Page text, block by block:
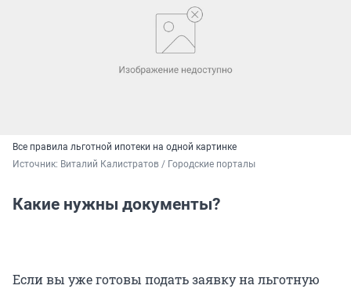
Все правила льготной ипотеки на одной картинке
Источник: Виталий Калистратов / Городские порталы
Какие нужны документы?
Если вы уже готовы подать заявку на льготную